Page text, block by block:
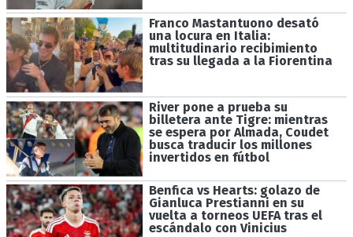
Franco Mastantuono desató
una locura en Italia:
multitudinario recibimiento
tras su llegada a la Fiorentina
River pone a prueba su
billetera ante Tigre: mientras
se espera por Almada, Coudet
busca traducir los millones
invertidos en fútbol
Benfica vs Hearts: golazo de
Gianluca Prestianni en su
vuelta a torneos UEFA tras el
escándalo con Vinicius